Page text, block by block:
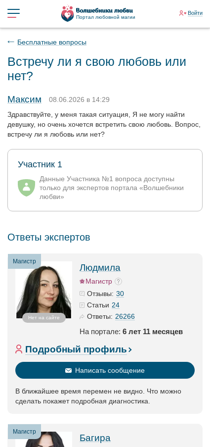
Портал любовной магии
Войти
Бесплатные вопросы
Встречу ли я свою любовь или
нет?
Максим
08.06.2026 в 14:29
Здравствуйте, у меня такая ситуация, Я не могу найти
девушку, но очень хочется встретить свою любовь. Вопрос,
встречу ли я любовь или нет?
Участник 1
Данные Участника №1 вопроса доступны
только для экспертов портала «Волшебники
любви»
Ответы экспертов
Магистр
Нет на сайте
Людмила
Магистр
Отзывы: 30
Статьи 24
Ответы: 26266
На портале: 6 лет 11 месяцев
Подробный профиль
Написать сообщение
В ближайшее время перемен не видно. Что можно
сделать покажет подробная диагностика.
Магистр
Багира